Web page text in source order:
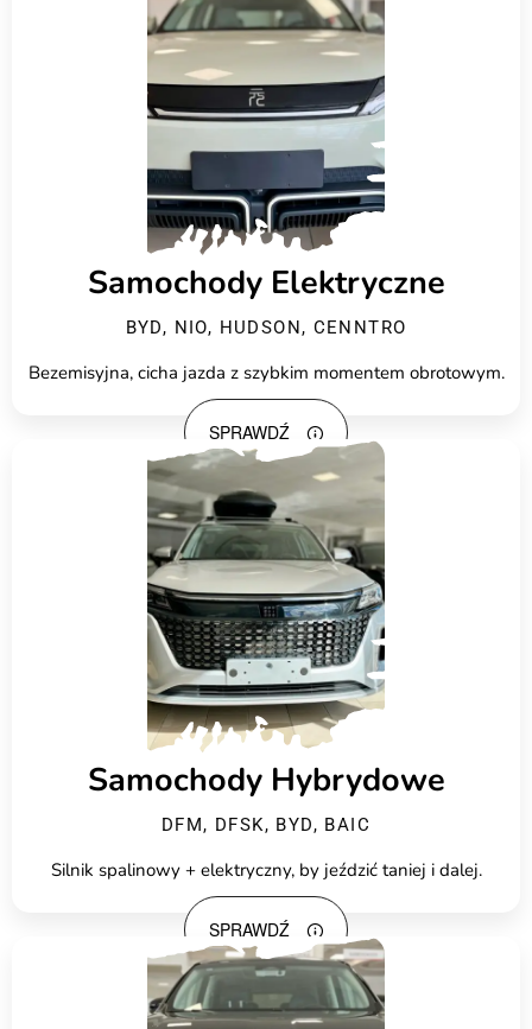
Samochody Elektryczne
BYD, NIO, HUDSON, CENNTRO
Bezemisyjna, cicha jazda z szybkim momentem obrotowym.
SPRAWDŹ
Samochody Hybrydowe
DFM, DFSK, BYD, BAIC
Silnik spalinowy + elektryczny, by jeździć taniej i dalej.
SPRAWDŹ